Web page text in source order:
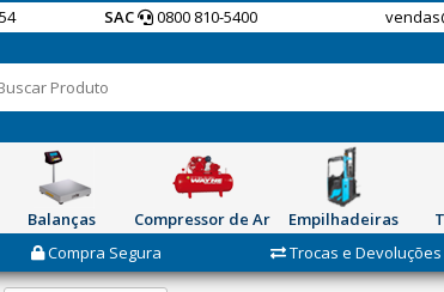
SAC 0800 810-5400
Balanças Compressor de Ar Empilhadeiras
Compra Segura Trocas e Devoluções